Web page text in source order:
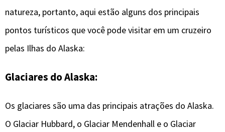
natureza, portanto, aqui estão alguns dos principais
pontos turísticos que você pode visitar em um cruzeiro
pelas Ilhas do Alaska:
Glaciares do Alaska:
Os glaciares são uma das principais atrações do Alaska.
O Glaciar Hubbard, o Glaciar Mendenhall e o Glaciar